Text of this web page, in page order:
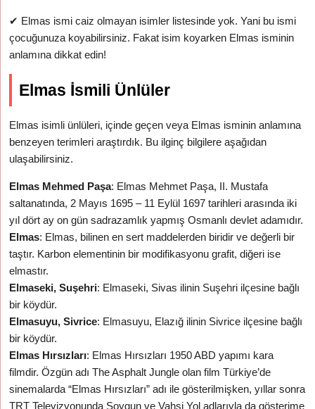
✔ Elmas ismi caiz olmayan isimler listesinde yok. Yani bu ismi
çocuğunuza koyabilirsiniz. Fakat isim koyarken Elmas isminin
anlamına dikkat edin!
Elmas İsmili Ünlüler
Elmas isimli ünlüleri, içinde geçen veya Elmas isminin anlamına
benzeyen terimleri araştırdık. Bu ilginç bilgilere aşağıdan
ulaşabilirsiniz.
Elmas Mehmed Paşa: Elmas Mehmet Paşa, II. Mustafa
saltanatında, 2 Mayıs 1695 – 11 Eylül 1697 tarihleri arasında iki
yıl dört ay on gün sadrazamlık yapmış Osmanlı devlet adamıdır.
Elmas: Elmas, bilinen en sert maddelerden biridir ve değerli bir
taştır. Karbon elementinin bir modifikasyonu grafit, diğeri ise
elmastır.
Elmaseki, Suşehri: Elmaseki, Sivas ilinin Suşehri ilçesine bağlı
bir köydür.
Elmasuyu, Sivrice: Elmasuyu, Elazığ ilinin Sivrice ilçesine bağlı
bir köydür.
Elmas Hırsızları: Elmas Hırsızları 1950 ABD yapımı kara
filmdir. Özgün adı The Asphalt Jungle olan film Türkiye’de
sinemalarda “Elmas Hırsızları” adı ile gösterilmişken, yıllar sonra
TRT Televizyonunda Soygun ve Vahşi Yol adlarıyla da gösterime